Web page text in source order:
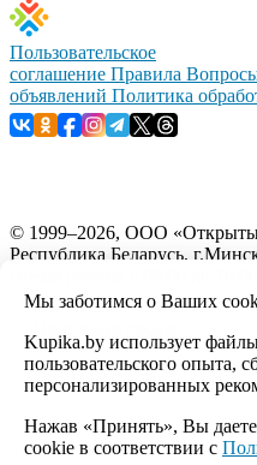
Мы заботимся о Ваших
Kupika.by использует
пользовательского опыта,
персонализированных
Нажав «Принять», Вы даете
cookie в соответствии с
Пользовательское
соглашение Правила
объявлений Политика
© 1999–2026, ООО
Республика Беларусь,